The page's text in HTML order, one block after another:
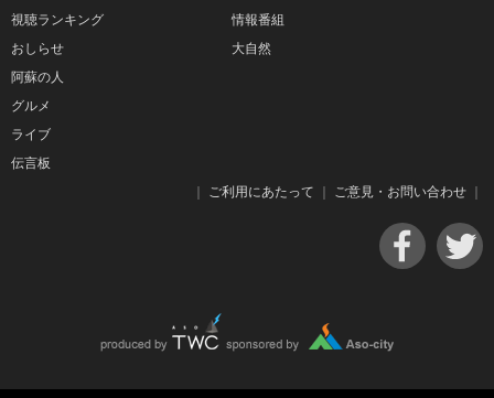
視聴ランキング
おしらせ
情報番組
大自然
阿蘇の人
グルメ
ライブ
伝言板
ご利用にあたって ご意見・お問い合わせ